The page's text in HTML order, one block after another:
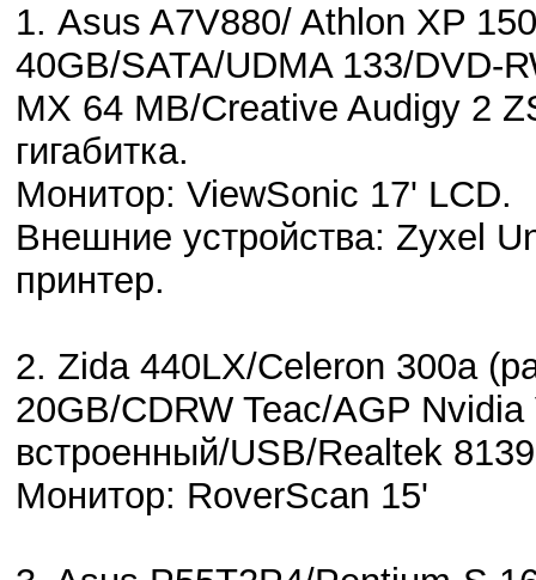
1. Asus A7V880/ Athlon XP
40GB/SATA/UDMA 133/DVD-
MX 64 MB/Creative Audigy 2
гигабитка.
Монитор: ViewSonic 17' LCD.
Внешние устройства: Zyxel
принтер.
2. Zida 440LX/Celeron 300a
20GB/CDRW Teac/AGP
встроенный/USB/Realtek
Монитор: RoverScan 15'